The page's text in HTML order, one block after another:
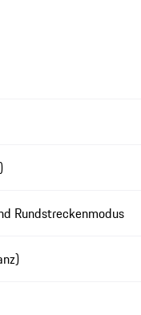
Rundstreckenmodus